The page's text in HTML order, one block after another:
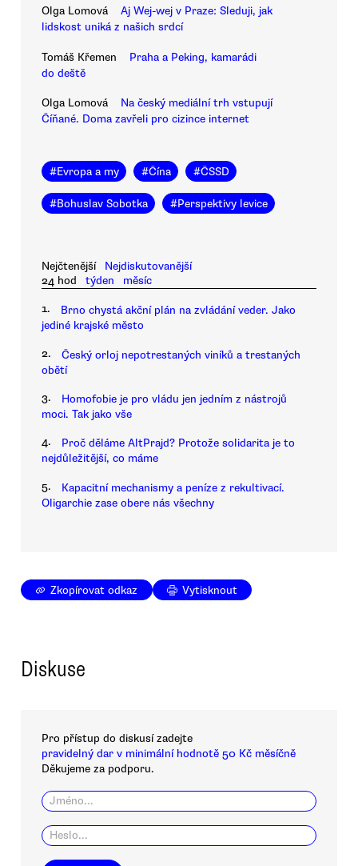
Olga Lomová
Aj Wej-wej v Praze: Sleduji, jak
lidskost uniká z našich srdcí
Tomáš Křemen
Praha a Peking, kamarádi
do deště
Olga Lomová
Na český mediální trh vstupují
Číňané. Doma zavřeli pro cizince internet
#Evropa a my #Čína #ČSSD
#Bohuslav Sobotka #Perspektivy levice
Nejčtenější
Nejdiskutovanější
24 hod
týden měsíc
1.
Brno chystá akční plán na zvládání veder. Jako
jediné krajské město
2.
Český orloj nepotrestaných viníků a trestaných
obětí
3.
Homofobie je pro vládu jen jedním z nástrojů
moci. Tak jako vše
4.
Proč děláme AltPrajd? Protože solidarita je to
nejdůležitější, co máme
5.
Kapacitní mechanismy a peníze z rekultivací.
Oligarchie zase obere nás všechny
Zkopírovat odkaz Vytisknout
Diskuse
Pro přístup do diskusí zadejte
pravidelný dar v minimální hodnotě 50 Kč měsíčně
Děkujeme za podporu.